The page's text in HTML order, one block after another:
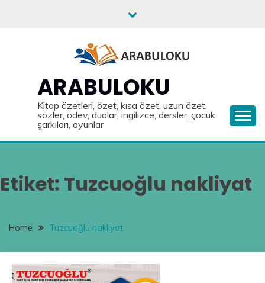
ARABULOKU
Kitap özetleri, özet, kısa özet, uzun özet,
sözler, ödev, dualar, ingilizce, dersler, çocuk
şarkıları, oyunlar
Etiket: Tuzcuoğlu nakliyat
Home Tuzcuoğlu nakliyat